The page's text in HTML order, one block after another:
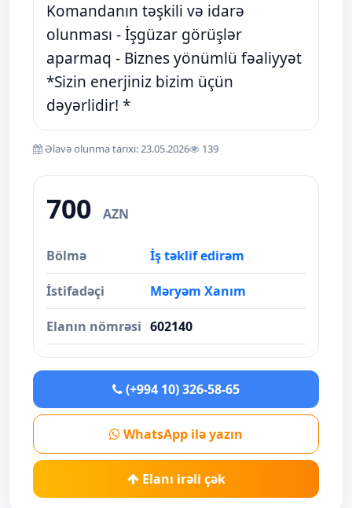
Komandanın təşkili və idarə
olunması - İşgüzar görüşlər
aparmaq - Biznes yönümlü fəaliyyət
*Sizin enerjiniz bizim üçün
dəyərlidir! * ​
Əlavə olunma tarixi: 23.05.2026 139
700 AZN
Bölmə İş təklif edirəm
İstifadəçi Məryəm Xanım
Elanın nömrəsi 602140
(+994 10) 326-58-65
WhatsApp ilə yazın
Elanı irəli çək